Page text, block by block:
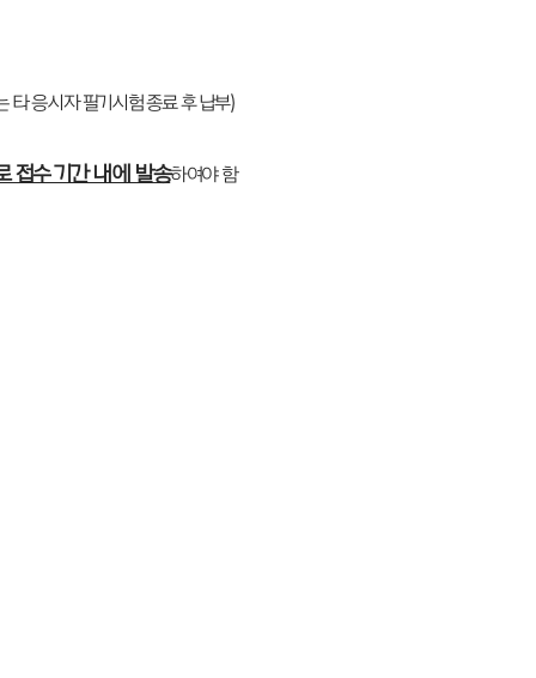
타 응시자 필기시험 종료 후 납부)
접수 기간 내에 발송하여야 함